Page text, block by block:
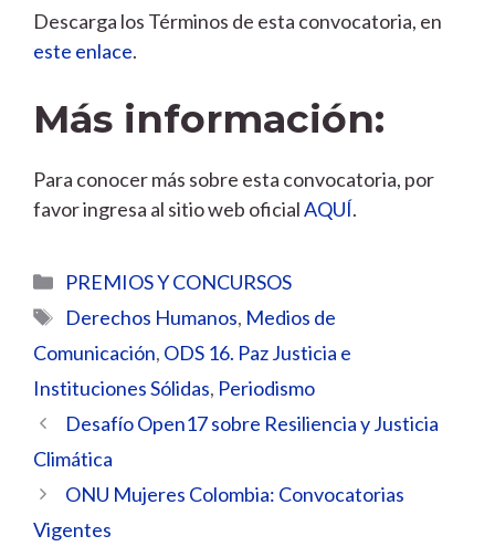
Descarga los Términos de esta convocatoria, en
este enlace.
Más información:
Para conocer más sobre esta convocatoria, por
favor ingresa al sitio web oficialAQUÍ.
Categorías
PREMIOS Y CONCURSOS
Etiquetas
Derechos Humanos, Medios de
Comunicación, ODS 16. Paz Justicia e
Instituciones Sólidas, Periodismo
Desafío Open17 sobre Resiliencia y Justicia
Climática
ONU Mujeres Colombia: Convocatorias
Vigentes